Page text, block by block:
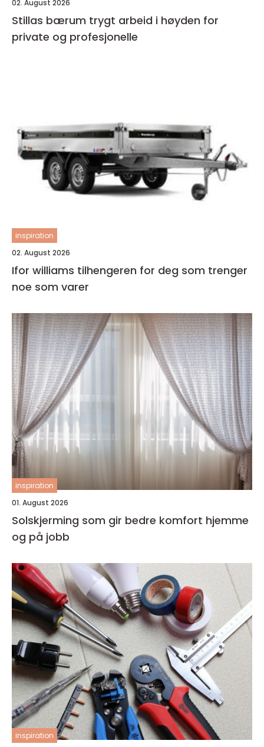
02. August 2026
Stillas bærum trygt arbeid i høyden for
private og profesjonelle
inspiration
02. August 2026
Ifor williams tilhengeren for deg som trenger
noe som varer
inspiration
01. August 2026
Solskjerming som gir bedre komfort hjemme
og på jobb
inspiration